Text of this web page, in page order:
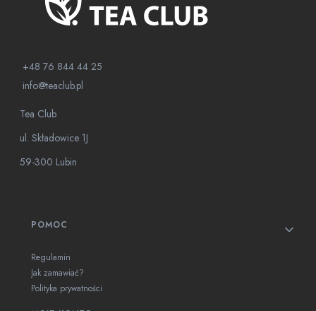
+48 76 844 44 25
info@teaclub.pl
Tea Club
ul. Składowice 1J
59-300 Lubin
Linki w stopce
POMOC
Regulamin
Jak zamawiać?
Polityka prywatności